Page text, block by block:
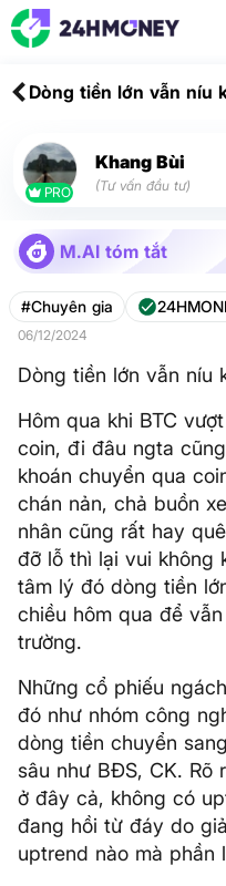
Dòng tiền lớn vẫn níu
PRO
Khang Bùi
(Tư vấn đầu tư)
M.AI tóm tắt
#Chuyên gia
06/12/2024
Dòng tiền lớn vẫn níu
Hôm qua khi BTC
coin, đi đâu ngta
khoán chuyển qua
chán nản, chả buồn
nhân cũng rất hay
đỡ lỗ thì lại vui không
tâm lý đó dòng tiền
chiều hôm qua để
trường.
Những cổ phiếu
đó như nhóm công
dòng tiền chuyển
sâu như BĐS, CK. Rõ
ở đây cả, không có
đang hồi từ đáy do
uptrend nào mà phần